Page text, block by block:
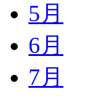
5月
6月
7月